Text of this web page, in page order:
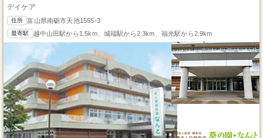
デイケア
住所 富山県南砺市天池1555-3
最寄駅 越中山田駅から1.5km、城端駅から2.3km、福光駅から2.9km